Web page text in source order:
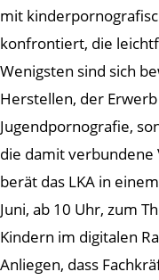
mit
konfrontiert, die
Wenigsten sind sich
Herstellen, der
Jugendpornografie,
die damit verbundene
berät das LKA in
Juni, ab 10 Uhr, zum
Kindern im digitalen
Anliegen, dass